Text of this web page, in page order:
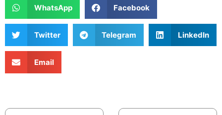
WhatsApp Facebook
Twitter Telegram LinkedIn
Email